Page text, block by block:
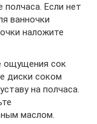
Если нет
ванночки
наложите
ощущения сок
диски соком
на полчаса.
маслом.